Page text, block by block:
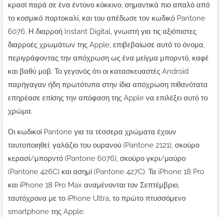
κρασί παρά σε ένα έντονο κόκκινο, σημαντικά πιο απαλό από
το κοσμικό πορτοκαλί, και του απέδωσε τον κωδικό Pantone
6076. Η διαρροή Instant Digital, γνωστή για τις αξιόπιστες
διαρροές χρωμάτων της Apple, επιβεβαίωσε αυτό το όνομα,
περιγράφοντας την απόχρωση ως ένα μείγμα μπορντό, καφέ
και βαθύ μοβ. Το γεγονός ότι οι κατασκευαστές Android
παρήγαγαν ήδη πρωτότυπα στην ίδια απόχρωση πιθανότατα
επηρέασε επίσης την απόφαση της Apple να επιλέξει αυτό το
χρώμα.
Οι κωδικοί Pantone για τα τέσσερα χρώματα έχουν
ταυτοποιηθεί: γαλάζιο του ουρανού (Pantone 2121), σκούρο
κερασί/μπορντό (Pantone 6076), σκούρο γκρι/μαύρο
(Pantone 426C) και ασημί (Pantone 427C). Τα iPhone 18 Pro
και iPhone 18 Pro Max αναμένονται τον Σεπτέμβριο,
ταυτόχρονα με το iPhone Ultra, το πρώτο πτυσσόμενο
smartphone της Apple.